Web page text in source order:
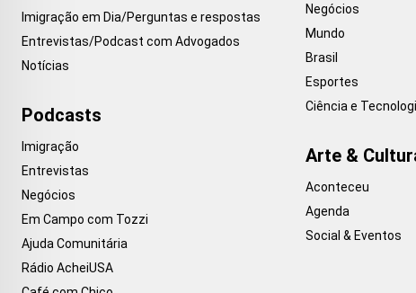
Imigração em Dia/Perguntas e respostas
Entrevistas/Podcast com Advogados
Notícias
Podcasts
Imigração
Entrevistas
Negócios
Em Campo com Tozzi
Ajuda Comunitária
Rádio AcheiUSA
Negócios
Mundo
Brasil
Esportes
Ciência e
Arte &
Aconteceu
Agenda
Social & Eventos